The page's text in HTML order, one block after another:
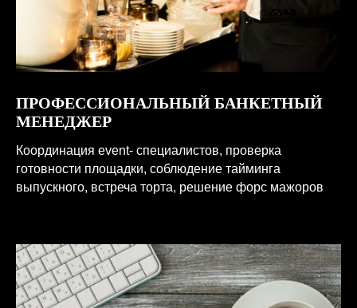
ПРОФЕССИОНАЛЬНЫЙ БАНКЕТНЫЙ
МЕНЕДЖЕР
Координация event- специалистов, проверка
готовности площадки, соблюдение тайминга
выпускного, встреча торта, решение форс мажоров